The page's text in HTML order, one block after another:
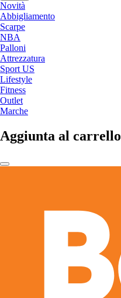
Novità
Abbigliamento
Scarpe
NBA
Palloni
Attrezzatura
Sport US
Lifestyle
Fitness
Outlet
Marche
Aggiunta al